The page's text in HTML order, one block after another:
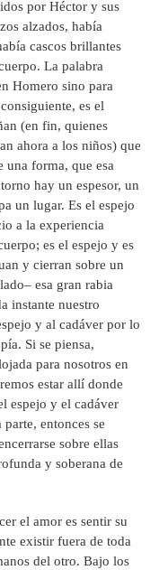
por Héctor y sus
alzados, había
cascos brillantes
La palabra
Homero sino para
es el
(en fin, quienes
ahora a los niños) que
una forma, que esa
hay un espesor, un
un lugar. Es el espejo
a la experiencia
es el espejo y es
y cierran sobre un
esa gran rabia
instante nuestro
y al cadáver por lo
Si se piensa,
para nosotros en
estar allí donde
espejo y el cadáver
entonces se
sobre ellas
y soberana de
el amor es sentir su
existir fuera de toda
del otro. Bajo los